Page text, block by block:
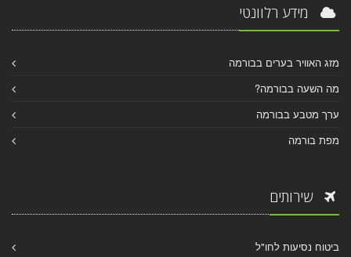
מידע רלוונטי
מזג האוויר בערים בבורמה
מה השעה בבורמה?
ערך מטבע בבורמה
מפת בורמה
שירותים
ביטוח נסיעות לחו"ל